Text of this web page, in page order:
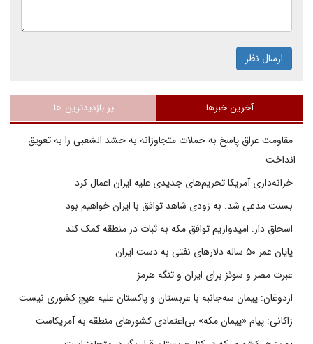
ارسال نظر
آخرین خبرها پر بازدیدترین ها
مقاومت عراق پاسخ به حملات متجاوزانه به حشد الشعبی را به تعویق
انداخت
خزانه‌داری آمریکا تحریم‌های جدیدی علیه ایران اعمال کرد
بسنت مدعی شد: به زودی شاهد توافق با ایران خواهیم بود
اسحاق دار: امیدواریم توافق مکه به ثبات در منطقه کمک کند
پایان عمر ۵۰ ساله دلارهای نفتی به دست ایران
عبرت مصر و سوئز برای ایران و تنگه هرمز
اردوغان: پیمان سه‌جانبه با عربستان و پاکستان علیه هیچ کشوری نیست
زاکانی: پیام «پیمان مکه» بی‌اعتمادی کشورهای منطقه به آمریکاست